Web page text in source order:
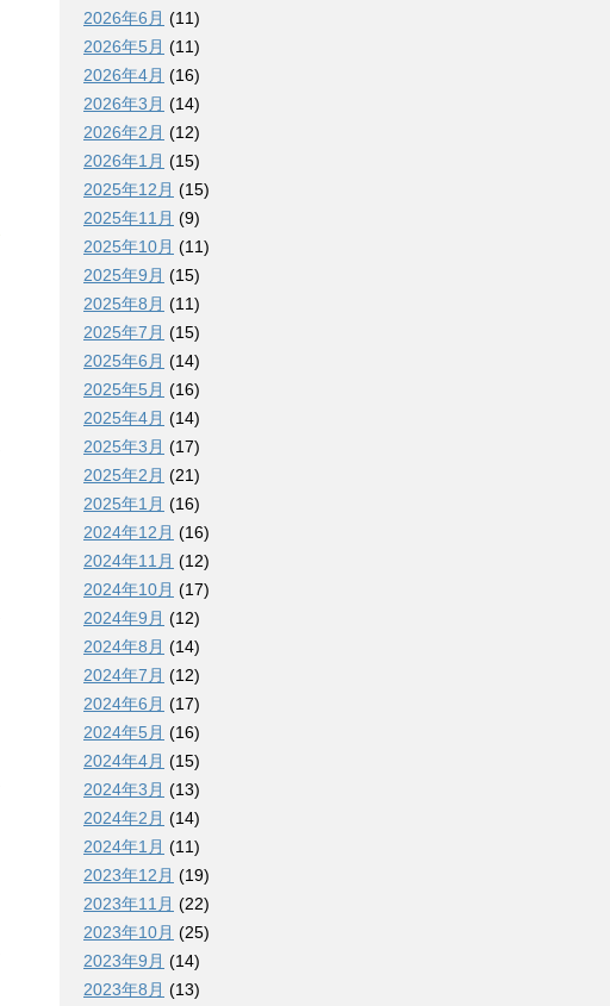
2026年6月 (11)
2026年5月 (11)
2026年4月 (16)
2026年3月 (14)
2026年2月 (12)
2026年1月 (15)
2025年12月 (15)
2025年11月 (9)
2025年10月 (11)
2025年9月 (15)
2025年8月 (11)
2025年7月 (15)
2025年6月 (14)
2025年5月 (16)
2025年4月 (14)
2025年3月 (17)
2025年2月 (21)
2025年1月 (16)
2024年12月 (16)
2024年11月 (12)
2024年10月 (17)
2024年9月 (12)
2024年8月 (14)
2024年7月 (12)
2024年6月 (17)
2024年5月 (16)
2024年4月 (15)
2024年3月 (13)
2024年2月 (14)
2024年1月 (11)
2023年12月 (19)
2023年11月 (22)
2023年10月 (25)
2023年9月 (14)
2023年8月 (13)